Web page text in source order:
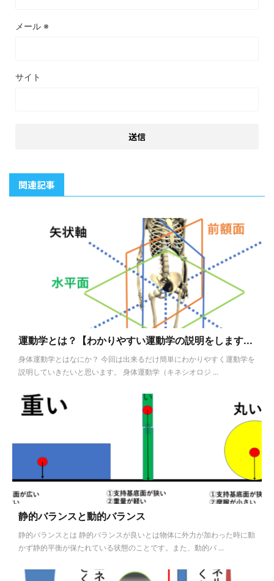
メール ※
サイト
関連記事
運動学とは？【わかりやすい運動学の説明をします...
身体運動学とはなにか？ 今回は出来るだけ簡単にわかりやすく運動学を
説明していきたいと思います。 身体運動学（キネシオロジ ...
静的バランスと動的バランス
静的バランスとは 静的バランスが良いとは物体に外力が加わった時に動
かず静的平衡が保たれている状態のことです。また、動的バ ...